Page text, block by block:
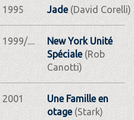
1995 Jade(David Corelli)
1999/....
New York Unité
Spéciale(Rob
Canotti)
2001
Une Famille en
otage(Stark)